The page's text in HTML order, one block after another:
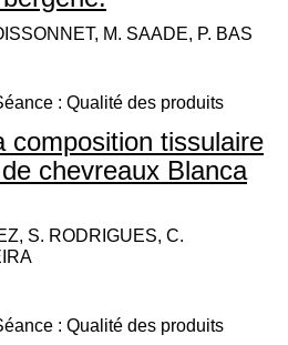
M. SAADE, P. BAS
: Qualité des produits
composition tissulaire
chevreaux Blanca
S. RODRIGUES, C.
: Qualité des produits